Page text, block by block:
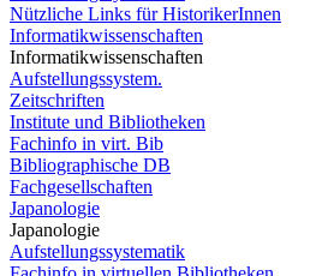
Nützliche Links für HistorikerInnen
Informatikwissenschaften
Informatikwissenschaften
Aufstellungssystem.
Zeitschriften
Institute und Bibliotheken
Fachinfo in virt. Bib
Bibliographische DB
Fachgesellschaften
Japanologie
Japanologie
Aufstellungssystematik